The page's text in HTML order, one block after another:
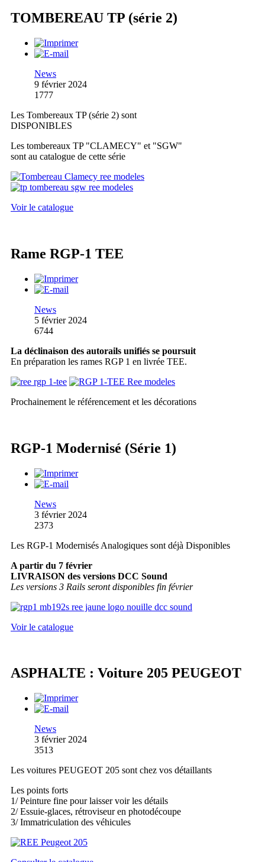
TOMBEREAU TP (série 2)
News
9 février 2024
1777
Les Tombereaux TP (série 2) sont
DISPONIBLES
Les tombereaux TP "CLAMECY" et "SGW"
sont au catalogue de cette série
Voir le catalogue
Rame RGP-1 TEE
News
5 février 2024
6744
La déclinaison des autorails unifiés se poursuit
En préparation les rames RGP 1 en livrée TEE.
Prochainement le référencement et les décorations
RGP-1 Modernisé (Série 1)
News
3 février 2024
2373
Les RGP-1 Modernisés Analogiques sont déjà Disponibles
A partir du 7 février
LIVRAISON des versions DCC Sound
Les versions 3 Rails seront disponibles fin février
Voir le catalogue
ASPHALTE : Voiture 205 PEUGEOT
News
3 février 2024
3513
Les voitures PEUGEOT 205 sont chez vos détaillants
Les points forts
1/ Peinture fine pour laisser voir les détails
2/ Essuie-glaces, rétroviseur en photodécoupe
3/ Immatriculation des véhicules